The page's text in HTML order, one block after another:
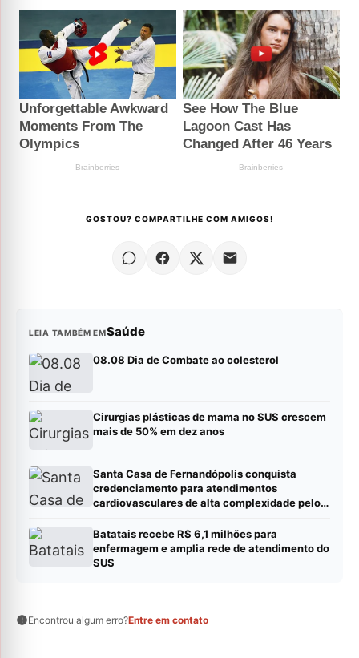
GOSTOU? COMPARTILHE COM AMIGOS!
LEIA TAMBÉM EMSaúde
08.08 Dia de Combate ao colesterol
Cirurgias plásticas de mama no SUS crescem
mais de 50% em dez anos
Santa Casa de Fernandópolis conquista
credenciamento para atendimentos
cardiovasculares de alta complexidade pelo
Batatais recebe R$ 6,1 milhões para
enfermagem e amplia rede de atendimento do
SUS
Encontrou algum erro?Entre em contato